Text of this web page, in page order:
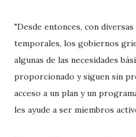
"Desde entonces, con
temporales, los gobiernos
algunas de las necesidades
proporcionado y siguen sin
acceso a un plan y un
les ayude a ser miembros